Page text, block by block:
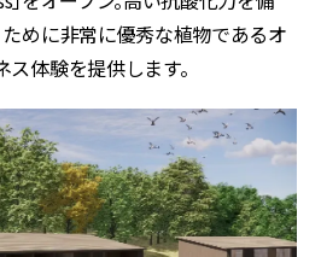
めに非常に優秀な植物であるオ
体験を提供します。